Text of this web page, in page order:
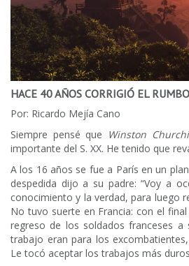
HACE 40 AÑOS CORRIGIÓ EL RUMBO
Por: Ricardo Mejía Cano
Siempre pensé que Winston
importante del S. XX. He tenido que
A los 16 años se fue a París en un
despedida dijo a su padre: “Voy a
conocimiento y la verdad, para luego
No tuvo suerte en Francia: con el
regreso de los soldados franceses
trabajo eran para los
Le tocó aceptar los trabajos más